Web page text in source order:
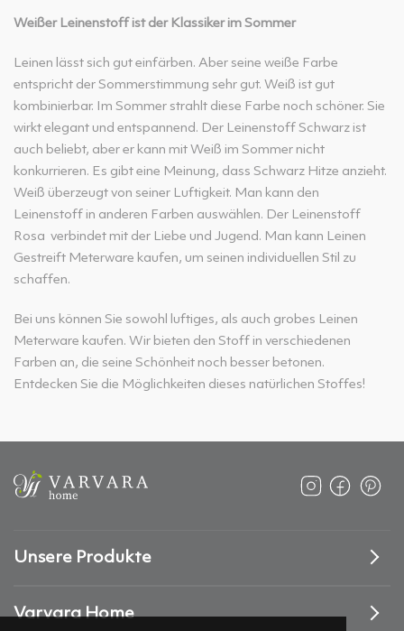
Weißer Leinenstoff ist der Klassiker im Sommer
Leinen lässt sich gut einfärben. Aber seine weiße Farbe
entspricht der Sommerstimmung sehr gut. Weiß ist gut
kombinierbar. Im Sommer strahlt diese Farbe noch schöner. Sie
wirkt elegant und entspannend. Der Leinenstoff Schwarz ist
auch beliebt, aber er kann mit Weiß im Sommer nicht
konkurrieren. Es gibt eine Meinung, dass Schwarz Hitze anzieht.
Weiß überzeugt von seiner Luftigkeit. Man kann den
Leinenstoff in anderen Farben auswählen. Der Leinenstoff
Rosa verbindet mit der Liebe und Jugend. Man kann Leinen
Gestreift Meterware kaufen, um seinen individuellen Stil zu
schaffen.
Bei uns können Sie sowohl luftiges, als auch grobes Leinen
Meterware kaufen. Wir bieten den Stoff in verschiedenen
Farben an, die seine Schönheit noch besser betonen.
Entdecken Sie die Möglichkeiten dieses natürlichen Stoffes!
Unsere Produkte
Varvara Home